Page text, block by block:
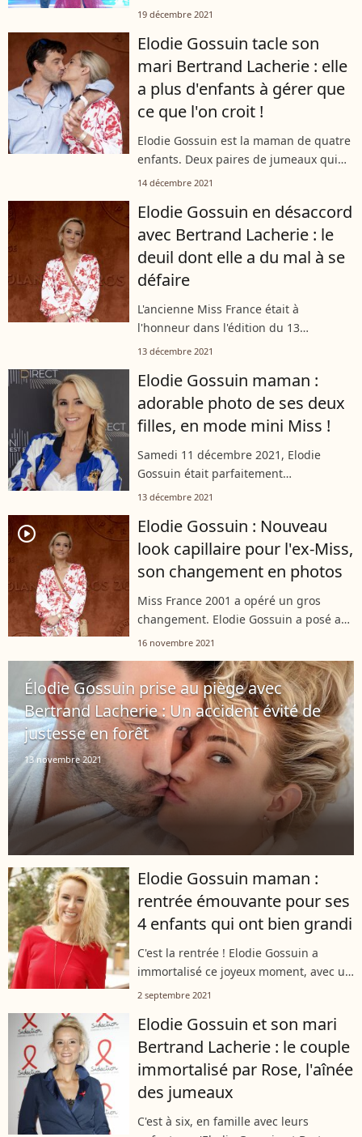
2. L'occasion pour les Français de
Elodie Gossuin d'afficher des...
19 décembre 2021
Elodie Gossuin tacle son
mari Bertrand Lacherie : elle
a plus d'enfants à gérer que
ce que l'on croit !
Elodie Gossuin est la maman de quatre
enfants. Deux paires de jumeaux qui
demandent de l'attention souvent en
contenter de s'occuper de ses enfants...
14 décembre 2021
Elodie Gossuin en désaccord
avec Bertrand Lacherie : le
deuil dont elle a du mal à se
défaire
L'ancienne Miss France était à
l'honneur dans l'édition du 13
décembre 2021 du magazine "Télé 7
de se confier sur un sujet qui la touche
particulièrement.
13 décembre 2021
Elodie Gossuin maman :
adorable photo de ses deux
filles, en mode mini Miss !
Samedi 11 décembre 2021, Elodie
Gossuin était parfaitement
accompagnée pour suivre l'élection
beauté qui s'est malheureusement
déroulé sans la présence...
13 décembre 2021
player2
Elodie Gossuin : Nouveau
look capillaire pour l'ex-Miss,
son changement en photos
Miss France 2001 a opéré un gros
changement. Elodie Gossuin a posé au
côté d'Amandine Petit ce lundi 15
son nouveau style capillaire qui a fait...
16 novembre 2021
Élodie Gossuin prise au piège avec
Bertrand Lacherie : Un accident évité de
justesse en forêt
13 novembre 2021
Elodie Gossuin maman :
rentrée émouvante pour ses
4 enfants qui ont bien grandi
C'est la rentrée ! Elodie Gossuin a
immortalisé ce joyeux moment, avec un
léger pincement au coeur. Miss France
tribu, en ce jeudi 2 septembre...
2 septembre 2021
Elodie Gossuin et son mari
Bertrand Lacherie : le couple
immortalisé par Rose, l'aînée
des jumeaux
C'est à six, en famille avec leurs